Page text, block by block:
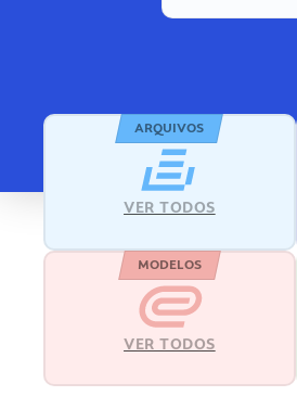
ARQUIVOS
VER TODOS
MODELOS
VER TODOS